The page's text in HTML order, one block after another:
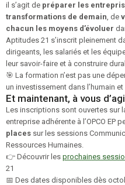
il s’agit de préparer les
transformations de demain, de
chacun les moyens d’évoluer
Aptitudes 21 s’inscrit pleinement
dirigeants, les salariés et les
leur savoir-faire et à construire
🎯 La formation n’est pas une
un investissement dans l’humain
Et maintenant, à vous
Les inscriptions sont ouvertes sur
entreprise adhérente à l’OPCO EP
places sur les sessions
Ressources Humaines.
👉 Découvrir les prochaines
21
📅 Des dates disponibles dès